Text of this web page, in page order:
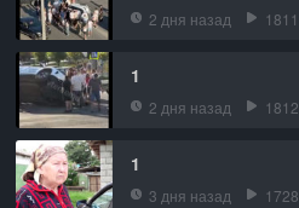
2 дня назад 1811
1
2 дня назад 1812
1
3 дня назад 1728